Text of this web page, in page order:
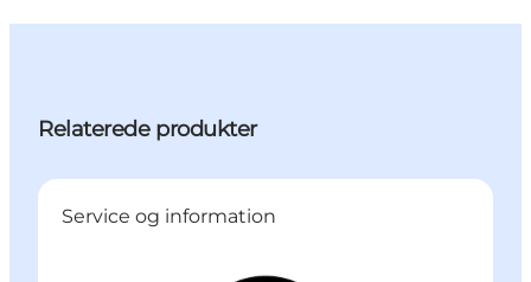
Relaterede produkter
Service og information